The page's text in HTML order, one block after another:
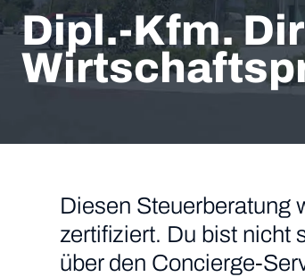
Dipl.-Kfm.
Diesen Steuerberatung
zertifiziert. Du bist nicht
über den Concierge-